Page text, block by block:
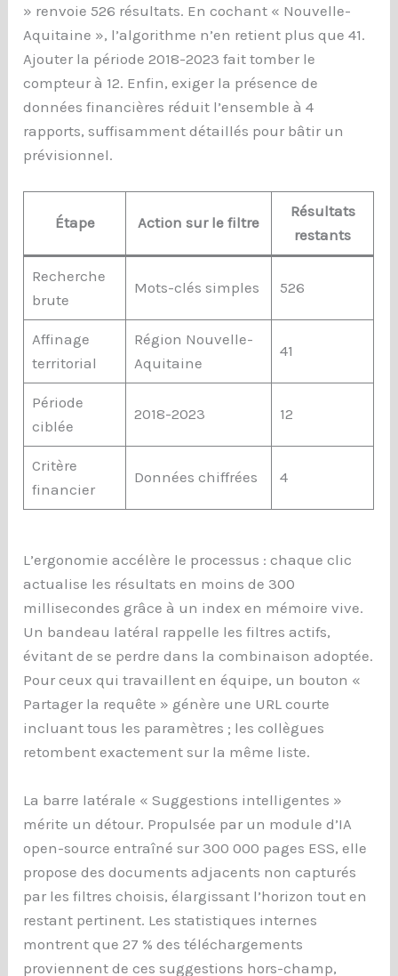
» renvoie 526 résultats. En cochant « Nouvelle-
Aquitaine », l’algorithme n’en retient plus que 41.
Ajouter la période 2018-2023 fait tomber le
compteur à 12. Enfin, exiger la présence de
données financières réduit l’ensemble à 4
rapports, suffisamment détaillés pour bâtir un
prévisionnel.
Étape Action sur le filtre
Résultats
restants
Recherche
brute
Mots-clés simples 526
Affinage
territorial
Région Nouvelle-
Aquitaine
41
Période
ciblée
2018-2023 12
Critère
financier
Données chiffrées 4
L’ergonomie accélère le processus : chaque clic
actualise les résultats en moins de 300
millisecondes grâce à un index en mémoire vive.
Un bandeau latéral rappelle les filtres actifs,
évitant de se perdre dans la combinaison adoptée.
Pour ceux qui travaillent en équipe, un bouton «
Partager la requête » génère une URL courte
incluant tous les paramètres ; les collègues
retombent exactement sur la même liste.
La barre latérale « Suggestions intelligentes »
mérite un détour. Propulsée par un module d’IA
open-source entraîné sur 300 000 pages ESS, elle
propose des documents adjacents non capturés
par les filtres choisis, élargissant l’horizon tout en
restant pertinent. Les statistiques internes
montrent que 27 % des téléchargements
proviennent de ces suggestions hors-champ,